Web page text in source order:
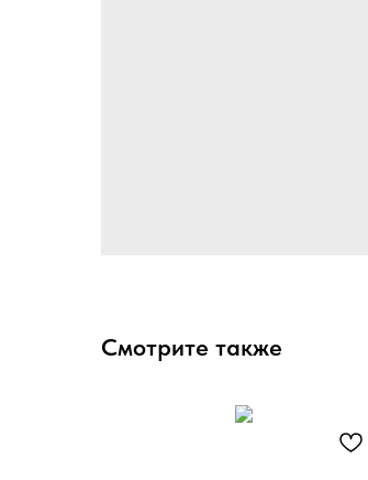
Смотрите также